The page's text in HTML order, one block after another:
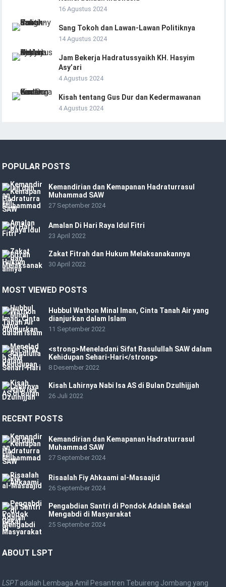
16 Agustus 2024
Sang Tokoh dan Lawan-Lawan Politiknya
14 Agustus 2024
Jam Bekerja Hadratussyaikh KH. Hasyim
Asy’ari
4 Agustus 2024
Kisah tentang Gus Dur dan Kedermawanan
4 Agustus 2024
POPULAR POSTS
Kemandirian dan Kemapanan Hadraturrasul
Muhammad SAW
27 September 2024
Amalan Di Hari Raya Idul Fitri
23 April 2022
Zakat Fitrah dan Hukum Melaksanakannya
30 April 2022
MOST VIEWED POSTS
Hubbul Wathon Minal Iman, Cinta Tanah Air yang
dianjurkan dalam Islam
11 September 2022
<strong>Meneladani Sifat Rasulullah SAW dalam
Kehidupan Sehari-Hari</strong>
8 Desember 2022
Kisah Lahirnya Nabi Isa AS di Bulan Dzulhijjah
26 Juli 2022
RECENT POSTS
Kemandirian dan Kemapanan Hadraturrasul
Muhammad SAW
27 September 2024
Risaalah Fiy Ahkaami al-Masaajid
26 September 2024
Pengabdian Santri di Pondok Adalah Bekal
Mengabdi di Masyarakat
25 September 2024
ABOUT LSPT
LSPTadalah Lembaga Amil Pesantren Tebuireng Jombang yang